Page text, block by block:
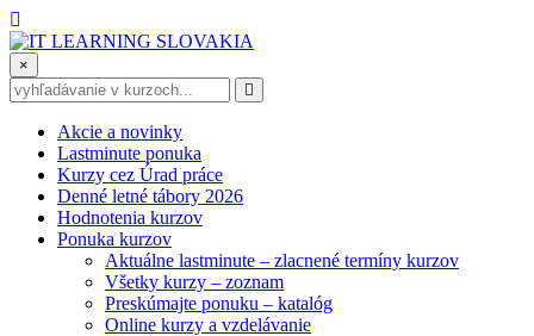
×
Akcie a novinky
Lastminute ponuka
Kurzy cez Úrad práce
Denné letné tábory 2026
Hodnotenia kurzov
Ponuka kurzov
Aktuálne lastminute – zlacnené termíny kurzov
Všetky kurzy – zoznam
Preskúmajte ponuku – katalóg
Online kurzy a vzdelávanie